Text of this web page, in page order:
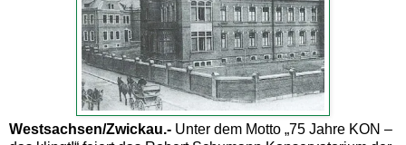
Westsachsen/Zwickau.- Unter dem Motto „75 Jahre KON –